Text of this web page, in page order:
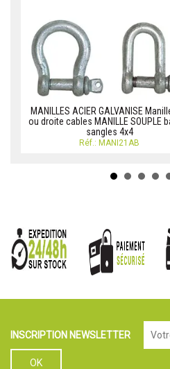
MANILLES ACIER GALVANISE
ou droite cables MANILLE SOUPLE
sangles 4x4
Réf.: MANI21AB
INSCRIPTION NEWSLETTER